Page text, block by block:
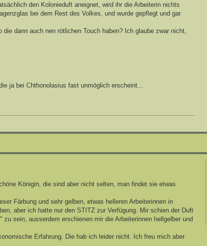
den Kolonieduft aneignet, wird ihr die Arbeiterin nichts
bei dem Rest des Volkes, und wurde gepflegt und gar
dann auch nen rötlichen Touch haben? Ich glaube zwar nicht,
ja bei Chthonolasius fast unmöglich erscheint...
Königin, die sind aber nicht selten, man findet sie etwas
Färbung und sehr gelben, etwas helleren Arbeiterinnen in
aber ich hatte nur den STITZ zur Verfügung. Mir schien der Duft
sein, ausserdem erschienen mir die Arbeiterinnen hellgelber und
Erfahrung. Die hab ich leider nicht. Ich freu mich aber